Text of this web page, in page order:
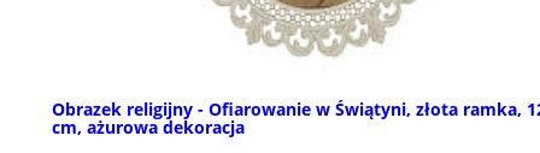
Obrazek religijny - Ofiarowanie w Świątyni, złota ramka,
cm, ażurowa dekoracja